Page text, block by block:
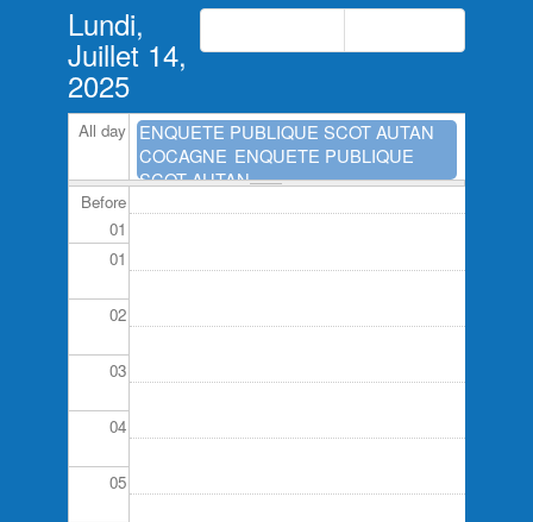
principaux
Lundi,
Juillet 14,
2025
All day
ENQUETE PUBLIQUE SCOT AUTAN
COCAGNE ENQUETE PUBLIQUE
SCOT AUTAN...
Before
01
01
02
03
04
05